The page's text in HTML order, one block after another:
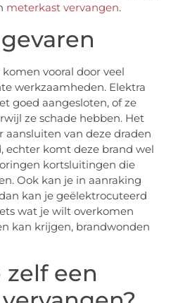
meterkast vervangen.
vooral door veel
werkzaamheden. Elektra
goed aangesloten, of ze
ze schade hebben. Het
aansluiten van deze draden
echter komt deze brand wel
kortsluitingen die
Ook kan je in aanraking
kan je geëlektrocuteerd
wat je wilt overkomen
kan krijgen, brandwonden
zelf een